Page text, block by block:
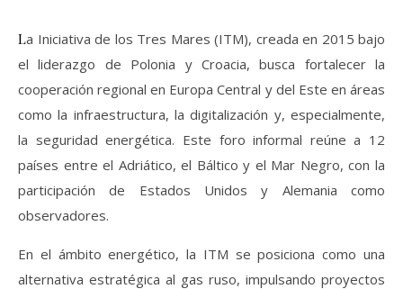
La Iniciativa de los Tres Mares (ITM), creada en 2015 bajo
el liderazgo de Polonia y Croacia, busca fortalecer la
cooperación regional en Europa Central y del Este en áreas
como la infraestructura, la digitalización y, especialmente,
la seguridad energética. Este foro informal reúne a 12
países entre el Adriático, el Báltico y el Mar Negro, con la
participación de Estados Unidos y Alemania como
observadores.
En el ámbito energético, la ITM se posiciona como una
alternativa estratégica al gas ruso, impulsando proyectos